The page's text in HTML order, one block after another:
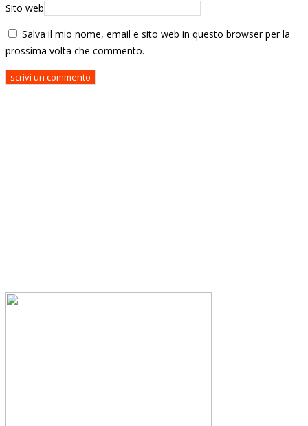
Sito web
Salva il mio nome, email e sito web in questo browser per la
prossima volta che commento.